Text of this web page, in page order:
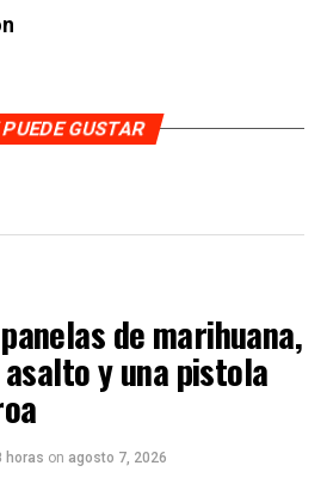
PUEDE GUSTAR
de marihuana,
y una pistola
horas on agosto 7, 2026